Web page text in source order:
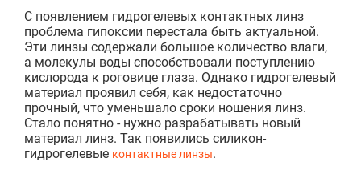
С появлением гидрогелевых контактных линз
проблема гипоксии перестала быть актуальной.
Эти линзы содержали большое количество влаги,
а молекулы воды способствовали поступлению
кислорода к роговице глаза. Однако гидрогелевый
материал проявил себя, как недостаточно
прочный, что уменьшало сроки ношения линз.
Стало понятно - нужно разрабатывать новый
материал линз. Так появились силикон-
гидрогелевые контактные линзы.